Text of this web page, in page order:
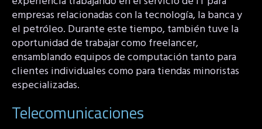
empresas relacionadas con la tecnología, la banca y
el petróleo. Durante este tiempo, también tuve la
oportunidad de trabajar como freelancer,
ensamblando equipos de computación tanto para
clientes individuales como para tiendas minoristas
especializadas.
Telecomunicaciones